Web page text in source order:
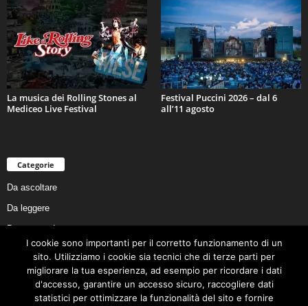
La musica dei Rolling Stones al
Mediceo Live Festival
Festival Puccini 2026 – dal 6
all’11 agosto
Categorie
Da ascoltare
Da leggere
Da non perdere
Da conoscere
Da preservare
Da vivere
I cookie sono importanti per il corretto funzionamento di un
sito. Utilizziamo i cookie sia tecnici che di terze parti per
migliorare la tua esperienza, ad esempio per ricordare i dati
d'accesso, garantire un accesso sicuro, raccogliere dati
statistici per ottimizzare la funzionalità del sito e fornire